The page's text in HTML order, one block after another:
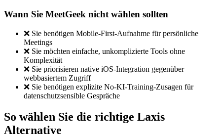
Wann Sie MeetGeek nicht wählen sollten
❌ Sie benötigen Mobile-First-Aufnahme für persönliche
Meetings
❌ Sie möchten einfache, unkomplizierte Tools ohne
Komplexität
❌ Sie priorisieren native iOS-Integration gegenüber
webbasiertem Zugriff
❌ Sie benötigen explizite No-KI-Training-Zusagen für
datenschutzsensible Gespräche
So wählen Sie die richtige Laxis
Alternative